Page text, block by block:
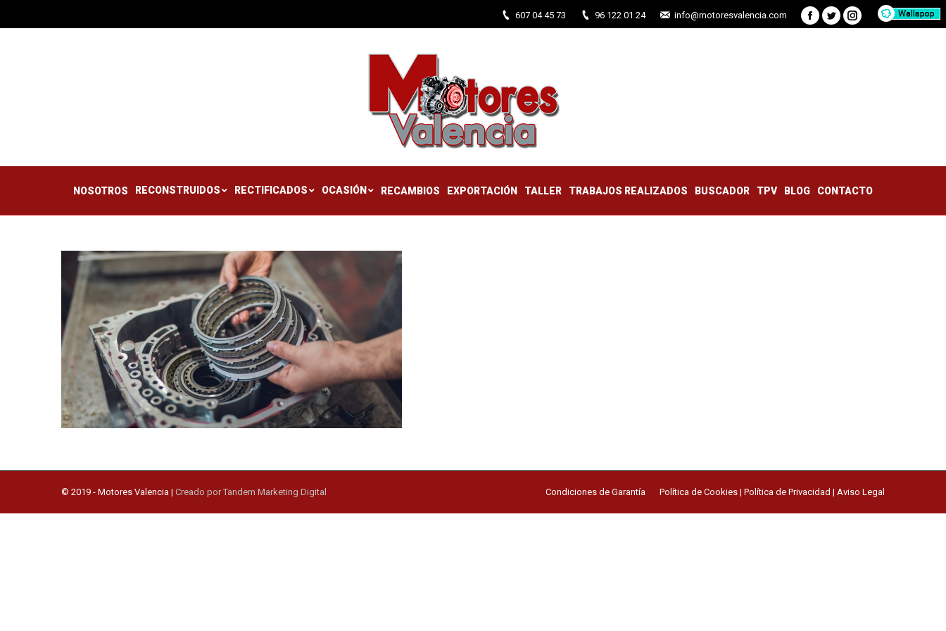
607 04 45 73 96 122 01 24 info@motoresvalencia.com
Facebook
TwitterInstagram
NOSOTROS RECONSTRUIDOS RECTIFICADOS OCASIÓN RECAMBIOS EXPORTACIÓN TALLER TRABAJOS REALIZADOS BUSCADOR TPV BLOG CONTACTO
© 2019 - Motores Valencia | Creado por Tandem Marketing Digital Condiciones de Garantía Política de Cookies | Política de Privacidad | Aviso Legal
NOSOTROS RECONSTRUIDOS RECTIFICADOS OCASIÓN RECAMBIOS EXPORTACIÓN TALLER TRABAJOS REALIZADOS BUSCADOR TPV BLOG CONTACTO